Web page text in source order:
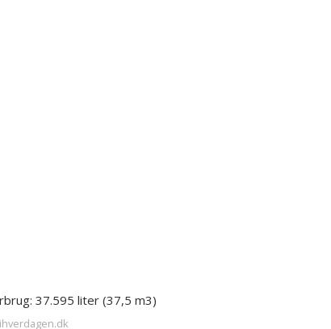
37.595 liter (37,5 m3)